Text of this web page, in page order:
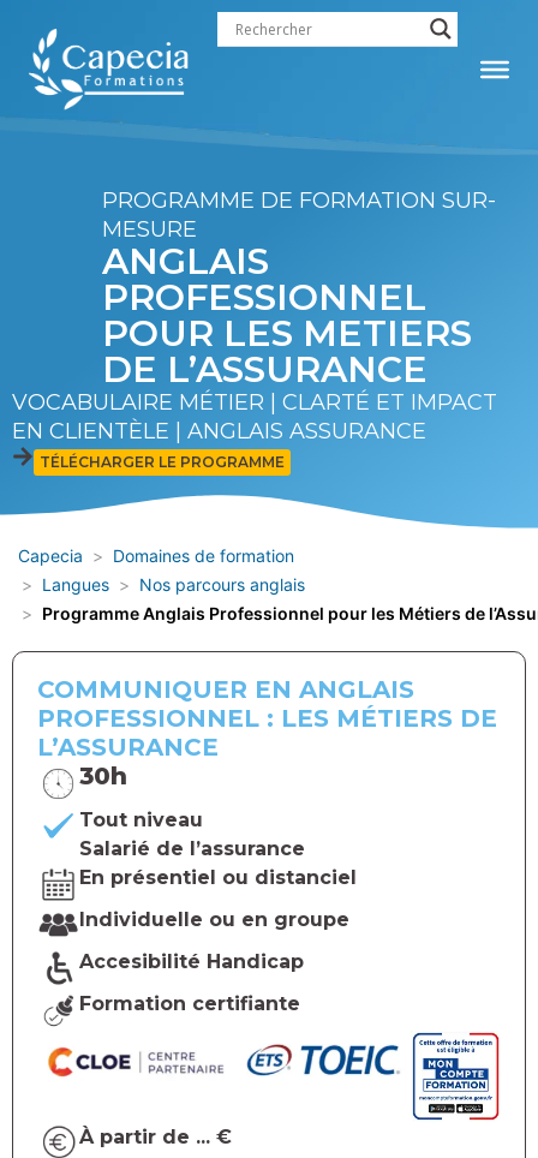
principal
PROGRAMME DE FORMATION SUR-
MESURE
ANGLAIS
PROFESSIONNEL
POUR LES METIERS
DE L’ASSURANCE
VOCABULAIRE MÉTIER | CLARTÉ ET IMPACT
EN CLIENTÈLЕ | ANGLAIS ASSURANCE
TÉLÉCHARGER LE PROGRAMME
Capecia
Domaines de formation
Langues
Nos parcours anglais
Programme Anglais Professionnel pour les Métiers de
COMMUNIQUER EN ANGLAIS
PROFESSIONNEL : LES MÉTIERS DE
L’ASSURANCE
30h
Tout niveau
Salarié de l’assurance
En présentiel ou distanciel
Individuelle ou en groupe
Accesibilité Handicap
Formation certifiante
À partir de ... €